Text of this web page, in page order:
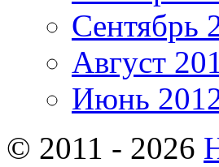
Сентябрь
Август
Июнь
© 2011 - 2026